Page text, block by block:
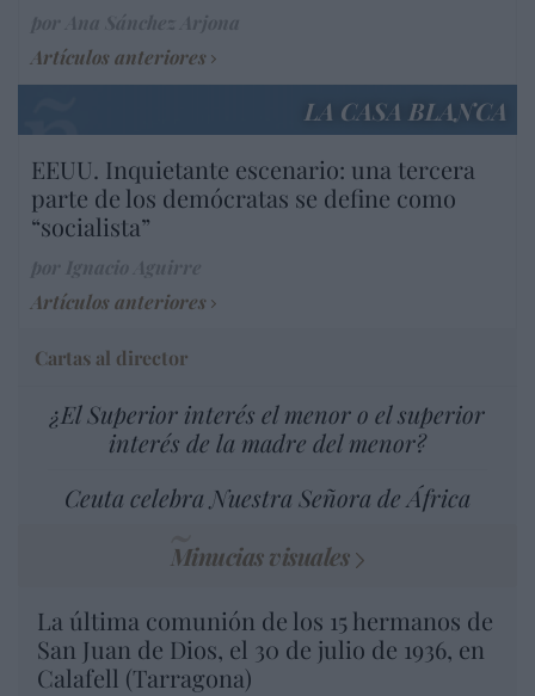
Artículos anteriores
LA CASA BLANCA
EEUU. Inquietante escenario: una tercera
parte de los demócratas se define como
“socialista”
Artículos anteriores
Cartas al director
¿El Superior interés el menor o el superior
interés de la madre del menor?
Ceuta celebra Nuestra Señora de África
Minucias visuales
La última comunión de los 15 hermanos de
San Juan de Dios, el 30 de julio de 1936, en
Calafell (Tarragona)